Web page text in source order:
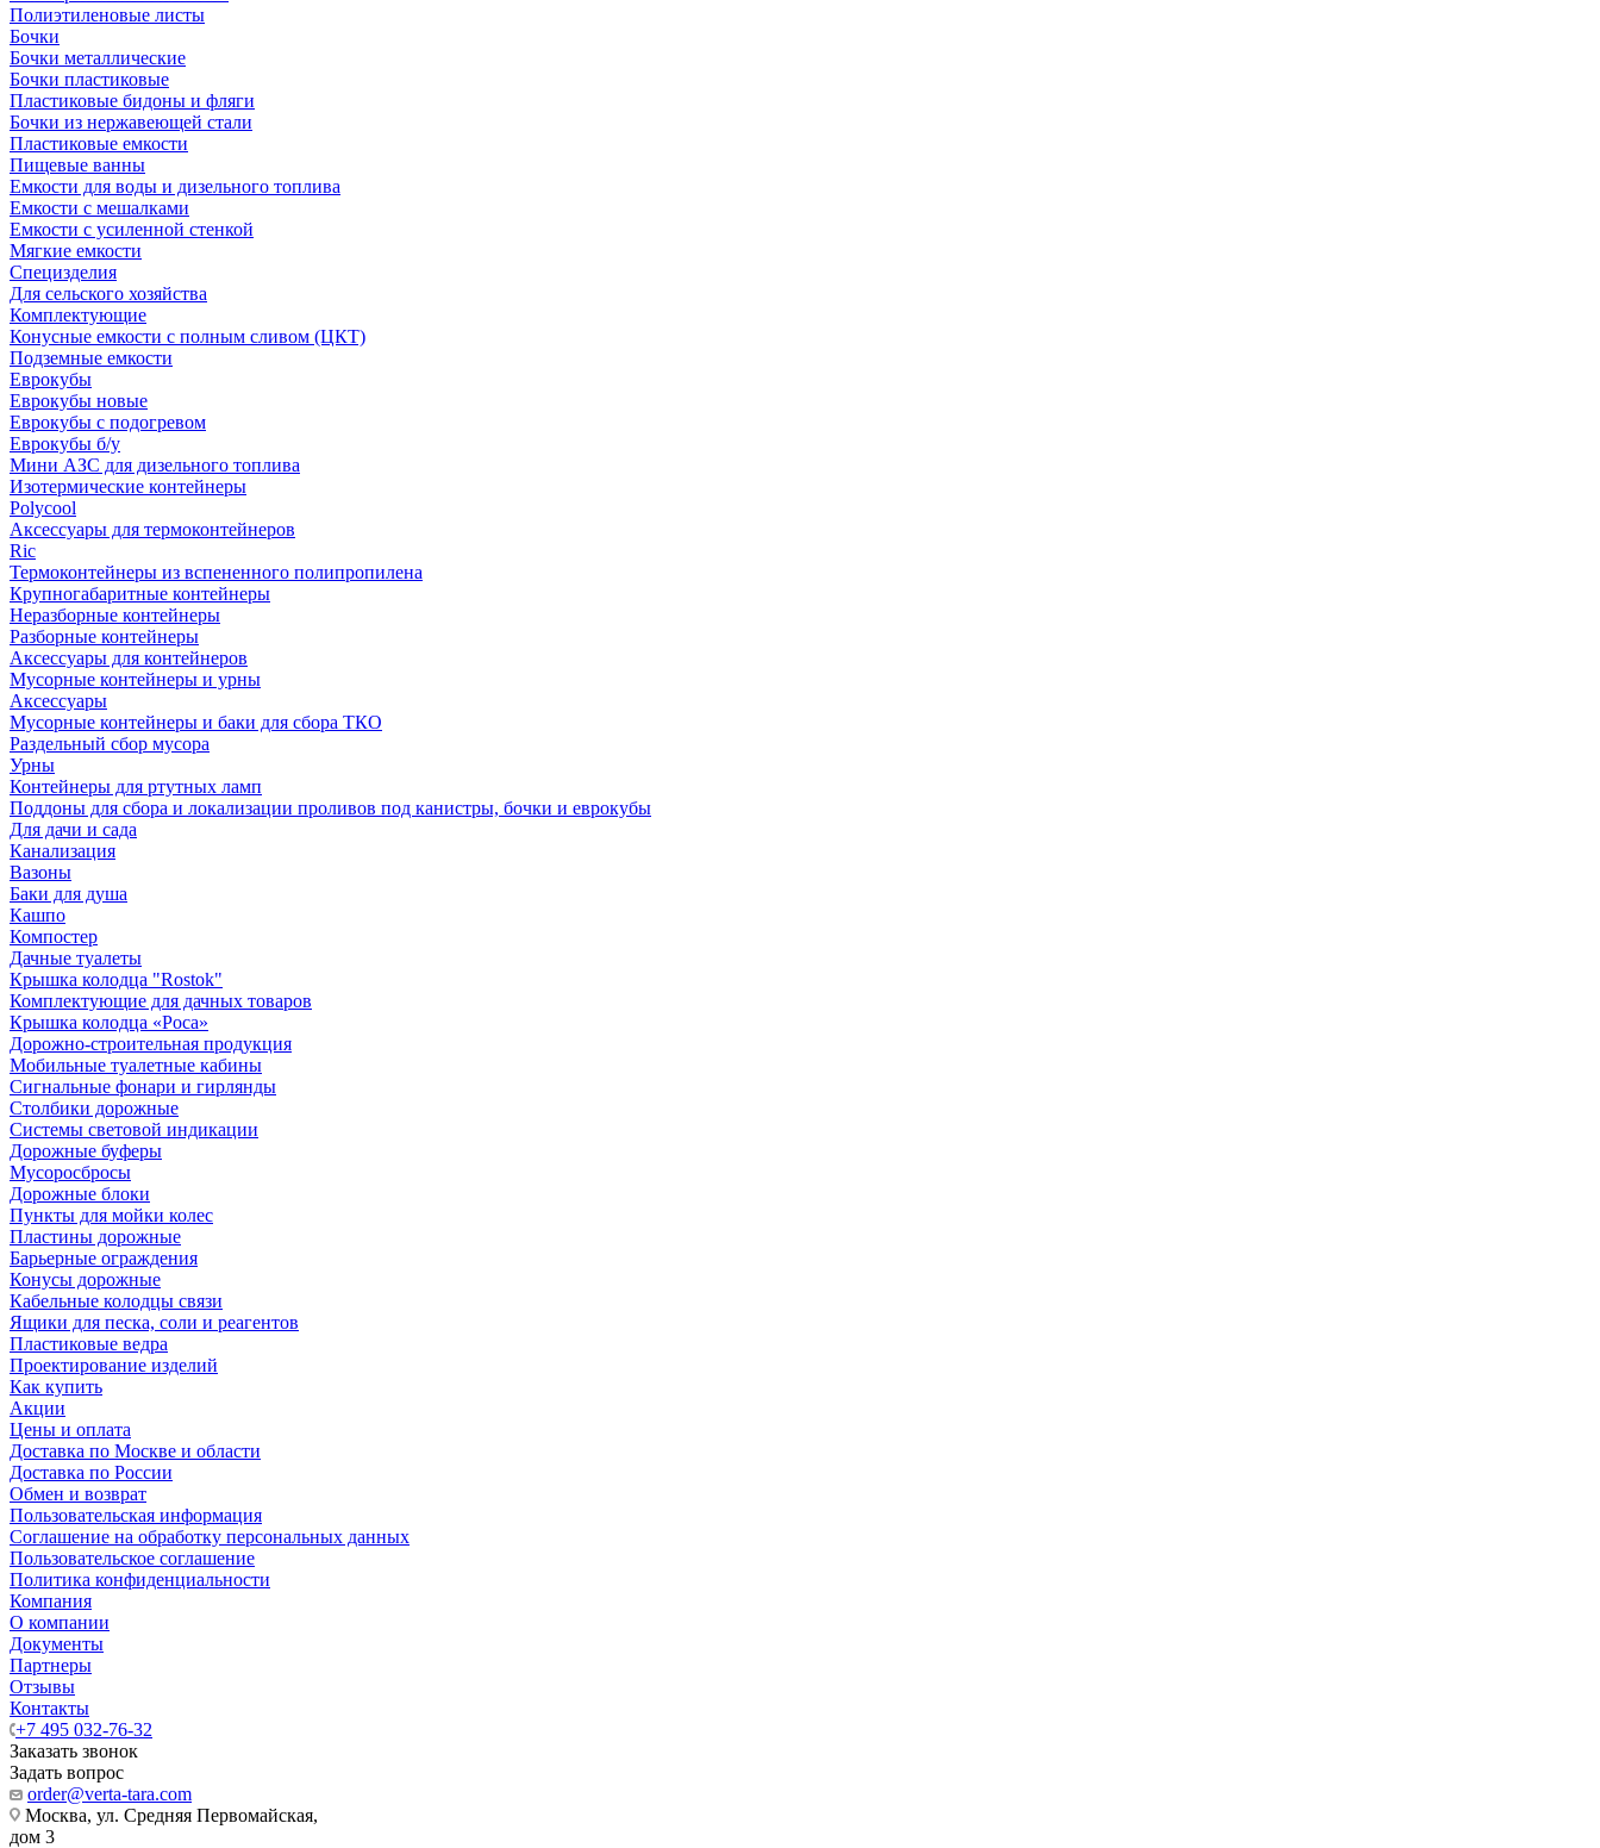
Полиэтиленовые листы
Бочки
Бочки металлические
Бочки пластиковые
Пластиковые бидоны и фляги
Бочки из нержавеющей стали
Пластиковые емкости
Пищевые ванны
Емкости для воды и дизельного топлива
Емкости с мешалками
Емкости с усиленной стенкой
Мягкие емкости
Специзделия
Для сельского хозяйства
Комплектующие
Конусные емкости с полным сливом (ЦКТ)
Подземные емкости
Еврокубы
Еврокубы новые
Еврокубы с подогревом
Еврокубы б/у
Мини АЗС для дизельного топлива
Изотермические контейнеры
Polycool
Аксессуары для термоконтейнеров
Ric
Термоконтейнеры из вспененного полипропилена
Крупногабаритные контейнеры
Неразборные контейнеры
Разборные контейнеры
Аксессуары для контейнеров
Мусорные контейнеры и урны
Аксессуары
Мусорные контейнеры и баки для сбора ТКО
Раздельный сбор мусора
Урны
Контейнеры для ртутных ламп
Поддоны для сбора и локализации проливов под канистры, бочки и еврокубы
Для дачи и сада
Канализация
Вазоны
Баки для душа
Кашпо
Компостер
Дачные туалеты
Крышка колодца "Rostok"
Комплектующие для дачных товаров
Крышка колодца «Роса»
Дорожно-строительная продукция
Мобильные туалетные кабины
Сигнальные фонари и гирлянды
Столбики дорожные
Системы световой индикации
Дорожные буферы
Мусоросбросы
Дорожные блоки
Пункты для мойки колес
Пластины дорожные
Барьерные ограждения
Конусы дорожные
Кабельные колодцы связи
Ящики для песка, соли и реагентов
Пластиковые ведра
Проектирование изделий
Как купить
Акции
Цены и оплата
Доставка по Москве и области
Доставка по России
Обмен и возврат
Пользовательская информация
Соглашение на обработку персональных данных
Пользовательское соглашение
Политика конфиденциальности
Компания
О компании
Документы
Партнеры
Отзывы
Контакты
+7 495 032-76-32
Заказать звонок
Задать вопрос
order@verta-tara.com
Москва, ул. Средняя Первомайская,
дом 3